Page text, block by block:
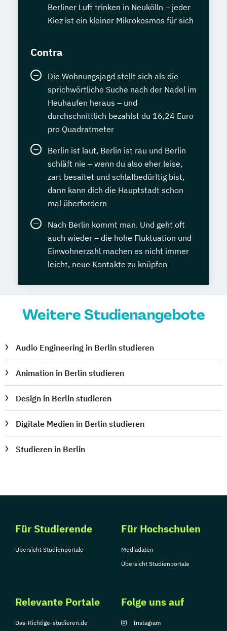
Berliner Luft trinken in Neukölln – jeder
Kiez ist ein kleiner Mikrokosmos für sich
Contra
Die Wohnungsjagd stellt sich als die
sprichwörtliche Suche nach der Nadel im
Heuhaufen heraus – und
durchschnittlich bezahlst du 16,24 Euro
pro Quadratmeter
Berlin ist laut, Berlin ist rau und Berlin
schläft nie – wenn du also eher leise,
zart besaitet und schlafbedürftig bist,
dann kann dich die Hauptstadt schon
mal überfordern
Nach Berlin kommt man. Und geht oft
auch wieder – die hohe Fluktuation und
Einwohnerzahl machen es nicht immer
leicht, neue Kontakte zu knüpfen
Weitere Studienangebote
Audio Engineering in Berlin studieren
Animation in Berlin studieren
Design in Berlin studieren
Digitale Medien in Berlin studieren
Studieren in Berlin
Für Studierende
Übersicht Studienportale
Für Hochschulen
Mediadaten
Übersicht Studienportale
Relevante Portale
Das-Richtige-studieren.de
Folge uns auf
Instagram